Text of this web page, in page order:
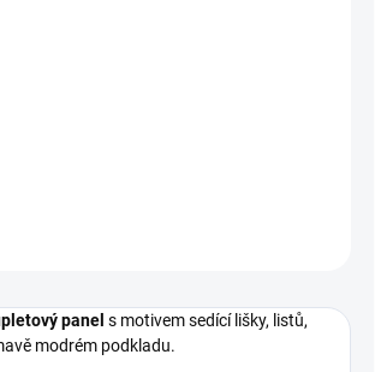
panel s motivem sedící lišky, listů,
modrém podkladu.